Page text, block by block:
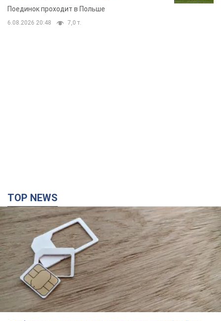
Поединок проходит в Польше
6.08.2026 20:48 7,0 т.
TOP NEWS